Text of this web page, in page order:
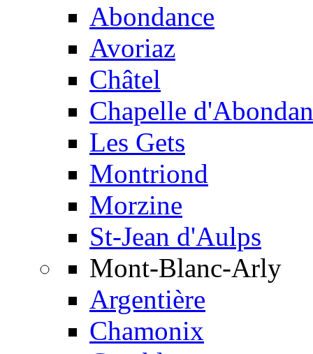
Abondance
Avoriaz
Châtel
Chapelle
Les Gets
Montriond
Morzine
St-Jean d'Aulps
Mont-Blanc-Arly
Argentière
Chamonix